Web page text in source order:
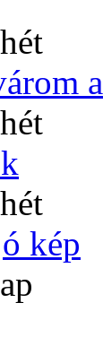
a
kép